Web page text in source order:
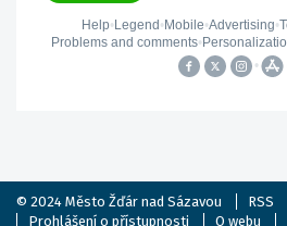
© 2024 Město Žďár nad Sázavou RSS
Prohlášení o přístupnosti
O webu